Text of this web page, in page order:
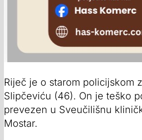
Riječ je o starom policijskom
Slipčeviću (46). On je teško
prevezen u Sveučilišnu
Mostar.